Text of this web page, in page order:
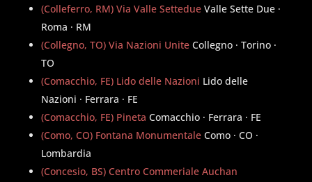
(Colleferro, RM) Via Valle Settedue Valle Sette Due ·
Roma · RM
(Collegno, TO) Via Nazioni Unite Collegno · Torino ·
TO
(Comacchio, FE) Lido delle Nazioni Lido delle
Nazioni · Ferrara · FE
(Comacchio, FE) Pineta Comacchio · Ferrara · FE
(Como, CO) Fontana Monumentale Como · CO ·
Lombardia
(Concesio, BS) Centro Commeriale Auchan